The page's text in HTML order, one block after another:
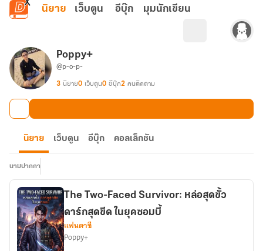
ข้ามไปยังเนื้อหาหลัก
นิยาย เว็บตูน อีบุ๊ก มุมนักเขียน
Poppy+
@p-o-p-
3 นิยาย0 เว็บตูน0 อีบุ๊ก2 คนติดตาม
นิยาย เว็บตูน อีบุ๊ก คอลเล็กชัน
นามปากกา
The Two-Faced Survivor: หล่อสุดขั้ว
ดาร์กสุดขีด ในยุคซอมบี้
แฟนตาซี
Poppy+